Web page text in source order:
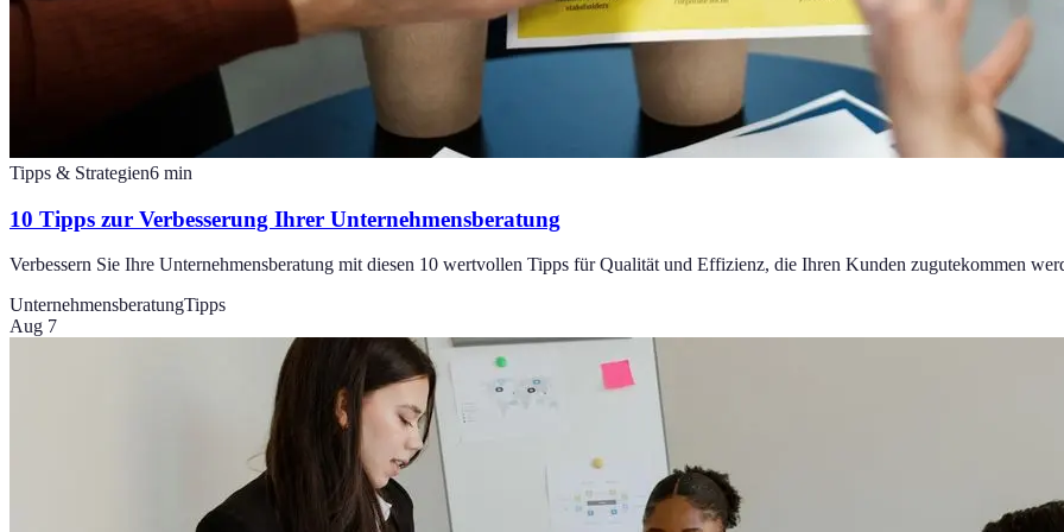
Tipps & Strategien6 min
10 Tipps zur Verbesserung Ihrer Unternehmensberatung
Verbessern Sie Ihre Unternehmensberatung mit diesen 10 wertvollen Tipps für Qualität und Effizienz, die Ihren Kunden zugutekommen
UnternehmensberatungTipps
Aug 7